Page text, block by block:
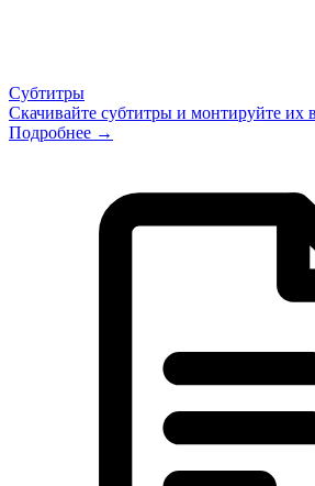
Субтитры
Скачивайте субтитры и монтируйте их
Подробнее →